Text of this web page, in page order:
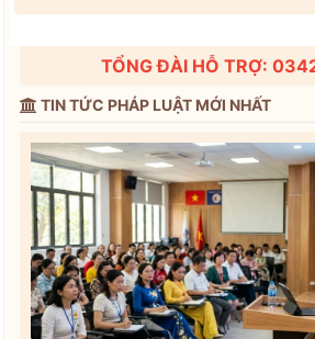
TỔNG ĐÀI HỖ TRỢ:
TIN TỨC PHÁP LUẬT MỚI NHẤT